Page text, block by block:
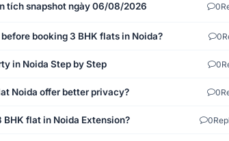
tích snapshot ngày 06/08/2026 0
booking 3 BHK flats in Noida? 0
in Noida Step by Step 0
Noida offer better privacy? 0
BHK flat in Noida Extension? 0